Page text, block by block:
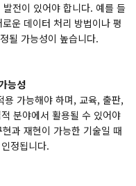
전이 있어야 합니다. 예를 들
운 데이터 처리 방법이나 평
될 가능성이 높습니다.
능성
용 가능해야 하며, 교육, 출판,
분야에서 활용될 수 있어야
과 재현이 가능한 기술일 때
정됩니다.